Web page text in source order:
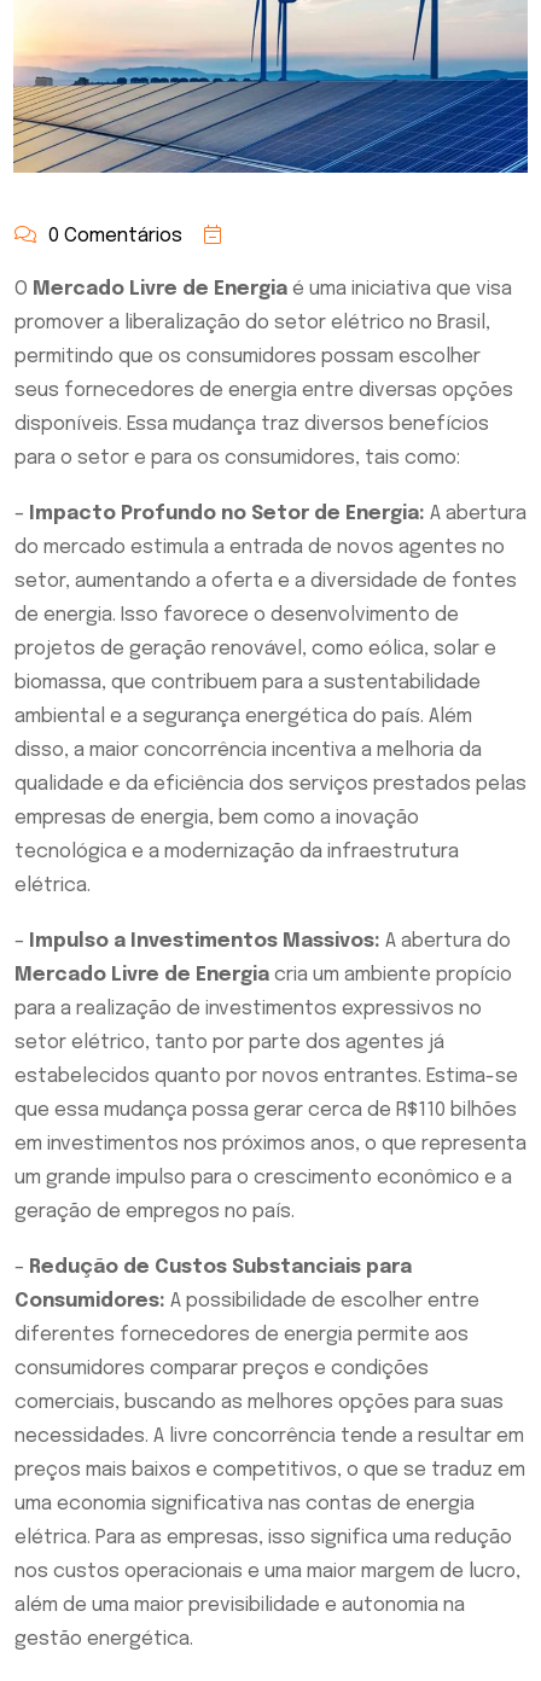
0 Comentários
O Mercado Livre de Energia é uma iniciativa que visa
promover a liberalização do setor elétrico no Brasil,
permitindo que os consumidores possam escolher
seus fornecedores de energia entre diversas opções
disponíveis. Essa mudança traz diversos benefí­cios
para o setor e para os consumidores, tais como:
– Impacto Profundo no Setor de Energia: A abertura
do mercado estimula a entrada de novos agentes no
setor, aumentando a oferta e a diversidade de fontes
de energia. Isso favorece o desenvolvimento de
projetos de geração renovável, como eólica, solar e
biomassa, que contribuem para a sustentabilidade
ambiental e a segurança energética do país. Além
disso, a maior concorrência incentiva a melhoria da
qualidade e da eficiência dos serviços prestados pelas
empresas de energia, bem como a inovação
tecnológica e a modernização da infraestrutura
elétrica.
– Impulso a Investimentos Massivos: A abertura do
Mercado Livre de Energia cria um ambiente propí­cio
para a realização de investimentos expressivos no
setor elétrico, tanto por parte dos agentes já
estabelecidos quanto por novos entrantes. Estima-se
que essa mudança possa gerar cerca de R$110 bilhões
em investimentos nos próximos anos, o que representa
um grande impulso para o crescimento econômico e a
geração de empregos no país.
– Redução de Custos Substanciais para
Consumidores: A possibilidade de escolher entre
diferentes fornecedores de energia permite aos
consumidores comparar preços e condições
comerciais, buscando as melhores opções para suas
necessidades. A livre concorrência tende a resultar em
preços mais baixos e competitivos, o que se traduz em
uma economia significativa nas contas de energia
elétrica. Para as empresas, isso significa uma redução
nos custos operacionais e uma maior margem de lucro,
além de uma maior previsibilidade e autonomia na
gestão energética.